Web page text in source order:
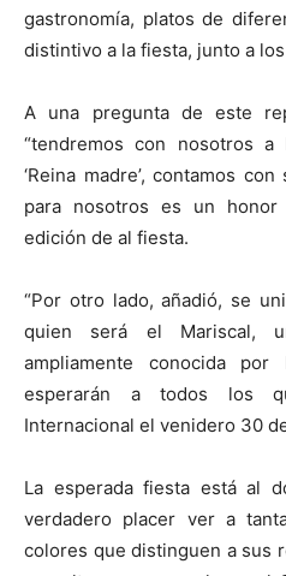
gastronomía, platos de
distintivo a la fiesta, junto a
A una pregunta de este
“tendremos con nosotros
‘Reina madre’, contamos
para nosotros es un
edición de al fiesta.
“Por otro lado, añadió, se
quien será el Mariscal,
ampliamente conocida
esperarán a todos los
Internacional el venidero 30
La esperada fiesta está al
verdadero placer ver a
colores que distinguen a sus